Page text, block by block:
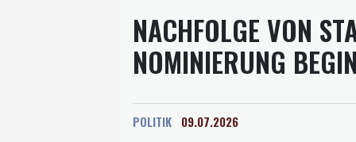
NACHFOLGE VON
NOMINIERUNG
POLITIK 09.07.2026